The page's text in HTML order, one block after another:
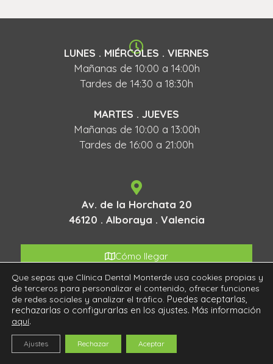
LUNES . MIÉRCOLES . VIERNES
Mañanas de 10:00 a 14:00h
Tardes de 14:30 a 18:30h
MARTES . JUEVES
Mañanas de 10:00 a 13:00h
Tardes de 16:00 a 21:00h
Av. de la Horchata 20
46120 . Alboraya . Valencia
Cómo llegar
AVISO LEGAL PRIVACIDAD
Solutions
Que sepas que Clínica Dental Monterde usa cookies propias y
de terceros para personalizar el contenido, ofrecer funciones
de redes sociales y analizar el tráfico. Puedes aceptarlas,
rechazarlas o configurarlas en los ajustes. Más información
aquí.
Aceptar
Rechazar
Ajustes